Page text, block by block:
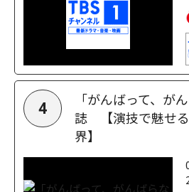
4
「がんばって、が
誌 【演技で魅せ
界】